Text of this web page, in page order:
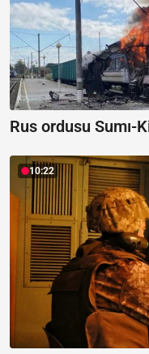
Rus ordusu Sumı-
10:22